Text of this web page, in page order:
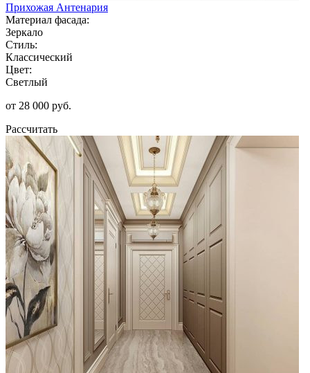
Прихожая Антенария
Материал фасада:
Зеркало
Стиль:
Классический
Цвет:
Светлый
от 28 000 руб.
Рассчитать